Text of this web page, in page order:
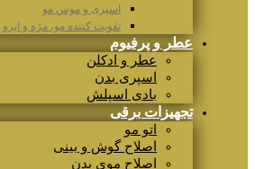
اسپری و موس مو
تقویت کننده مو، مژه و ابرو
عطر و پرفیوم
عطر و ادکلن
اسپری بدن
بادی اسپلش
تجهیزات برقی
اتو مو
اصلاح گوش و بینی
اصلاح موی بدن